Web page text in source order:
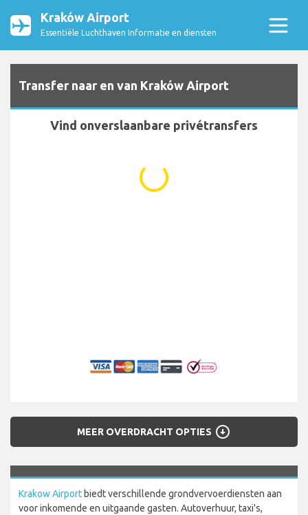
Kraków Airport
Essentiële Luchthaven Informatie en diensten
Transfer naar en van Kraków Airport
Vind onverslaanbare privétransfers
...
MEER OVERDRACHT OPTIES arrow_circle_down
Krakow Airport biedt verschillende grondvervoerdiensten aan
voor inkomende en uitgaande gasten. Autoverhuur, taxi's,